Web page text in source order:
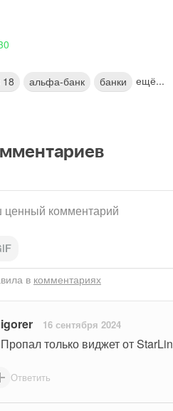
18 альфа-банк банки ещё...
в комментариях
igorer 16 сентября 2024
Пропал только виджет от
Ответить